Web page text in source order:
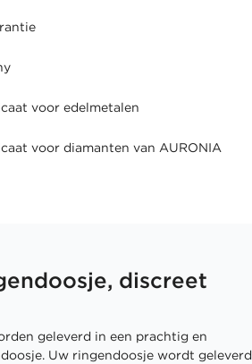
voor edelmetalen
voor diamanten van AURONIA
discreet
geleverd in een prachtig en
Uw ringendoosje wordt geleverd